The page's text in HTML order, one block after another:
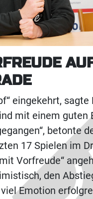
eingekehrt, sagte
mit einem guten
betonte
17 Spielen im
Vorfreude“
den
Emotion